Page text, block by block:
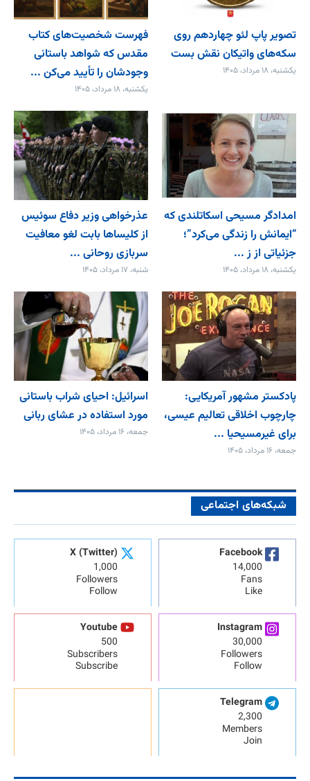
تصویر پاپ لئو چهاردهم روی
سکه‌های واتیکان نقش بست
یکشنبه، ۱۸ مرداد، ۱۴۰۵
فهرست شخصیت‌های کتاب
مقدس که شواهد باستانی
وجودشان را تأیید می‌کن ...
یکشنبه، ۱۸ مرداد، ۱۴۰۵
امدادگر مسیحی اسکاتلندی که
“ایمانش را زندگی می‌کرد”؛
جزئیاتی از ز ...
یکشنبه، ۱۸ مرداد، ۱۴۰۵
عذرخواهی وزیر دفاع سوئیس
از کلیساها بابت لغو معافیت
سربازی روحانی ...
شنبه، ۱۷ مرداد، ۱۴۰۵
پادکستر مشهور آمریکایی:
چارچوب اخلاقی تعالیم عیسی،
برای غیرمسیحیا ...
جمعه، ۱۶ مرداد، ۱۴۰۵
اسرائیل: احیای شراب باستانی
مورد استفاده در عشای ربانی
جمعه، ۱۶ مرداد، ۱۴۰۵
شبکه‌های اجتماعی
Facebook
14,000
Fans
Like
X (Twitter)
1,000
Followers
Follow
Instagram
30,000
Followers
Follow
Youtube
500
Subscribers
Subscribe
Telegram
2,300
Members
Join